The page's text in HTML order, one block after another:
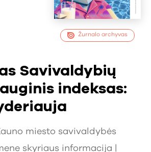
Žurnalo archyvas
Savivaldybių
indeksas:
miesto savivaldybės
skyriaus informacija |